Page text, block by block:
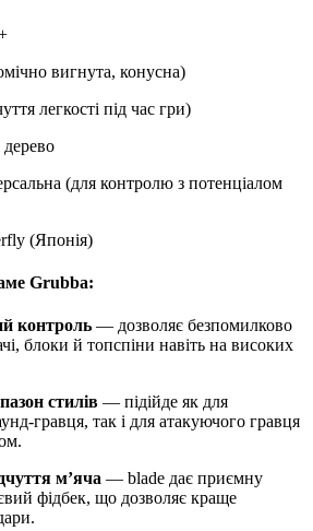
вигнута, конусна)
легкості під час гри)
(для контролю з потенціалом
(Японія)
Grubba:
контроль — дозволяє безпомилково
блоки й топспіни навіть на високих
стилів — підійде як для
гравця, так і для атакуючого гравця
м’яча — blade дає приємну
фідбек, що дозволяє краще